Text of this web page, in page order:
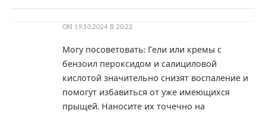
ON 19.10.2024 В 20:22
Могу посоветовать: Гели или кремы с
бензоил пероксидом и салициловой
кислотой значительно снизят воспаление и
помогут избавиться от уже имеющихся
прыщей. Наносите их точечно на